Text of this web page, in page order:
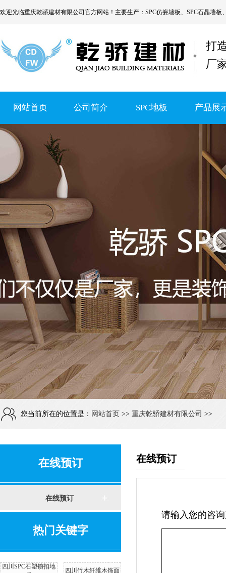
欢迎光临重庆乾骄建材有限公司 官方网站！主要生产： SPC仿瓷墙板、 SPC石晶墙板
打
厂
网站首页 公司简介 SPC地板 产品展
您当前所在的位置是： 网站首页 >> 重庆乾骄建材有限公司 >>
在线预订
在线预订
热门关键字
四川SPC石塑锁扣地
四川竹木纤维木饰面
在线预订
请输入您的咨